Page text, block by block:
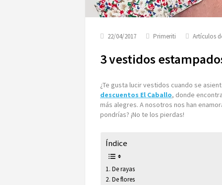
22/04/2017 Primeriti Artículos
3 vestidos
¿Te gusta lucir vestidos cuando se
descuentos El Caballo, donde
más alegres. A nosotros nos han
pondrías? ¡No te los pierdas!
Índice
De rayas
De flores